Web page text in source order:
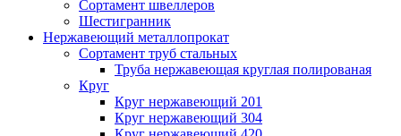
Сортамент швеллеров
Шестигранник
Нержавеющий металлопрокат
Сортамент труб стальных
Труба нержавеющая круглая полированая
Круг
Круг нержавеющий 201
Круг нержавеющий 304